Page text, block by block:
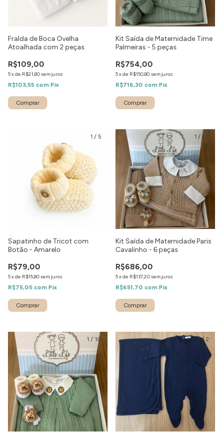
Fralda de Boca Ovelha
Atoalhada com 2 peças
R$109,00
5xde R$21,80 sem juros
R$103,55 com Pix
Kit Saída de Maternidade Time
Palmeiras - 5 peças
R$754,00
5xde R$150,80 sem juros
R$716,30 com Pix
1 / 5
Sapatinho de Tricot com
Botão - Amarelo
R$79,00
5xde R$15,80 sem juros
R$75,05 com Pix
1 /10
Kit Saída de Maternidade Paris
Cavalinho - 6 peças
R$686,00
5xde R$137,20 sem juros
R$651,70 com Pix
1 / 10 1/2